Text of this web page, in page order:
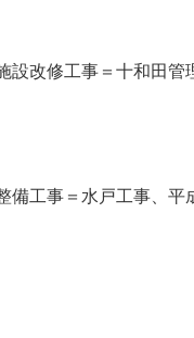
改修工事＝十和田管
工事＝水戸工事、平